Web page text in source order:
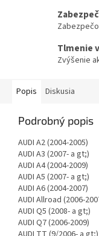
Tlmenie
Zvýšenie
Popis Diskusia
Podrobný popis
AUDI A2 (2004-2005)
AUDI A3 (2007- a gt;)
AUDI A4 (2004-2009)
AUDI A5 (2007- a gt;)
AUDI A6 (2004-2007)
AUDI Allroad (2006-
AUDI Q5 (2008- a gt;)
AUDI Q7 (2006-2009)